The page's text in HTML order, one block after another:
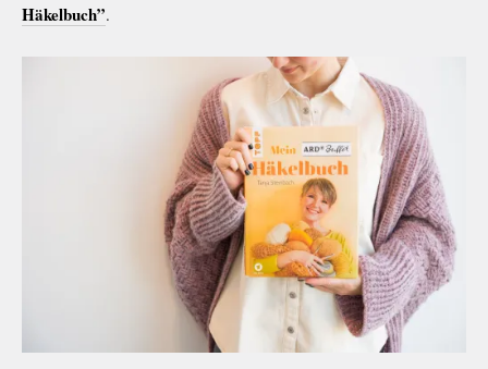
Häkelbuch”.